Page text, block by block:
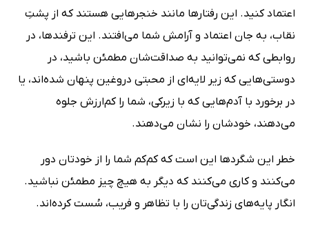
اعتماد کنید. این رفتارها مانند خنجرهایی هستند که از پشتِ
نقاب، به جان اعتماد و آرامش شما می‌افتند. این ترفندها، در
روابطی که نمی‌توانید به صداقت‌شان مطمئن باشید، در
دوستی‌هایی که زیر لایه‌ای از محبتی دروغین پنهان شده‌اند، یا
در برخورد با آدم‌هایی که با زیرکی، شما را کم‌ارزش جلوه
می‌دهند، خودشان را نشان می‌دهند.
خطر این شگردها این است که کم‌کم شما را از خودتان دور
می‌کنند و کاری می‌کنند که دیگر به هیچ چیز مطمئن نباشید.
انگار پایه‌های زندگی‌تان را با تظاهر و فریب، سُست کرده‌اند.